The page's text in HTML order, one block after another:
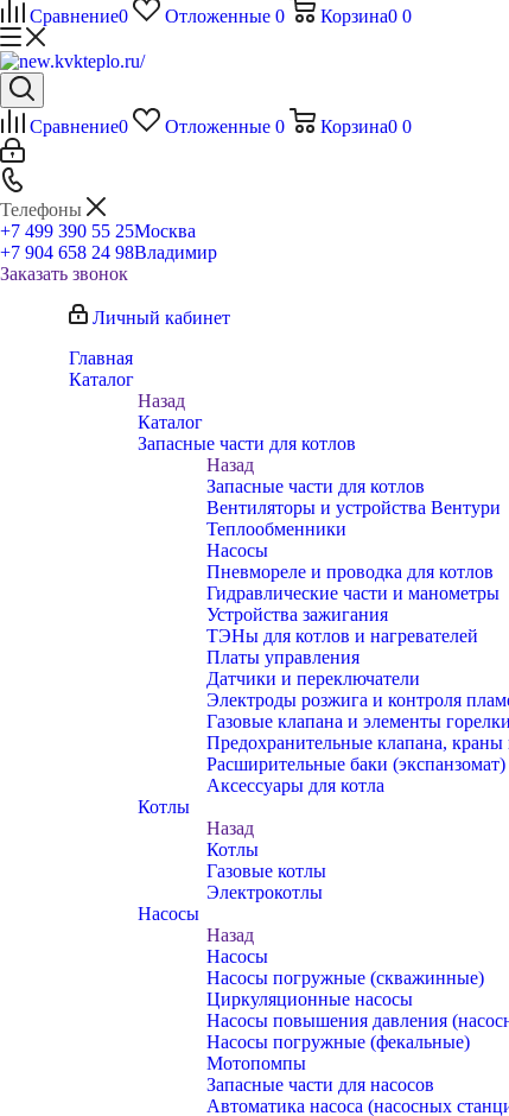
Сравнение0 Отложенные 0 Корзина0 0
Сравнение0 Отложенные 0 Корзина0 0
Телефоны
+7 499 390 55 25Москва
+7 904 658 24 98Владимир
Заказать звонок
Личный кабинет
Главная
Каталог
Назад
Каталог
Запасные части для котлов
Назад
Запасные части для котлов
Вентиляторы и устройства Вентури
Теплообменники
Насосы
Пневмореле и проводка для котлов
Гидравлические части и манометры
Устройства зажигания
ТЭНы для котлов и нагревателей
Платы управления
Датчики и переключатели
Электроды розжига и контроля
Газовые клапана и элементы горелки
Предохранительные клапана,
Расширительные баки (экспанзомат)
Аксессуары для котла
Котлы
Назад
Котлы
Газовые котлы
Электрокотлы
Насосы
Назад
Насосы
Насосы погружные (скважинные)
Циркуляционные насосы
Насосы повышения давления
Насосы погружные (фекальные)
Мотопомпы
Запасные части для насосов
Автоматика насоса (насосных